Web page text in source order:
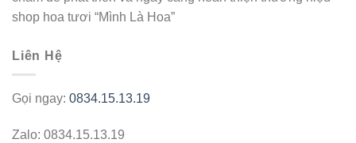
shop hoa tươi “Mình Là Hoa”
Liên Hệ
Gọi ngay: 0834.15.13.19
Zalo: 0834.15.13.19